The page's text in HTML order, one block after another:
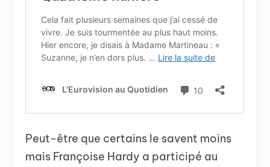
Peut-être que certains le savent moins
mais Françoise Hardy a participé au